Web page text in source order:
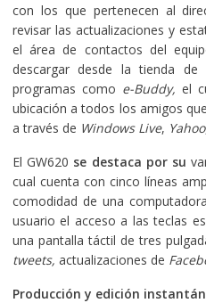
con los que pertenecen al
revisar las actualizaciones y
el área de contactos del
descargar desde la tienda de
programas como e-Buddy, el
ubicación a todos los amigos
a través de Windows Live, Yahoo
El GW620 se destaca por su
cual cuenta con cinco líneas
comodidad de una
usuario el acceso a las teclas
una pantalla táctil de tres
tweets, actualizaciones de
Producción y edición